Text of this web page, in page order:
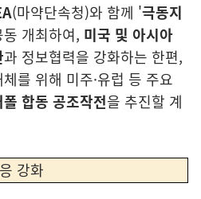
(마약단속청)와 함께 '극동지
동 개최하여, 미국 및 아시아
과 정보협력을 강화하는 한편,
를 위해 미주·유럽 등 주요
폴 합동 공조작전을 추진할 계
강화